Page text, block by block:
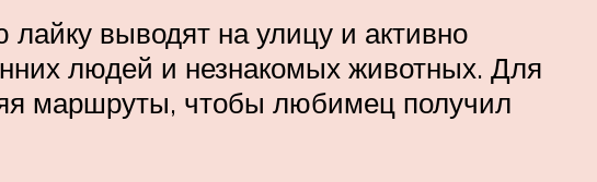
выводят на улицу и активно
людей и незнакомых животных. Для
маршруты, чтобы любимец получил